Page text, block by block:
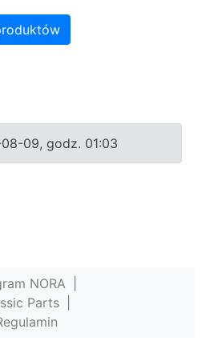
09, godz. 01:03
NORA
Parts